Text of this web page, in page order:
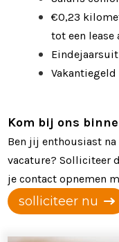
€0,23
tot een lease
Vakantiegeld
Kom bij ons
Ben jij enthousiast na
vacature? Solliciteer
je contact opnemen
solliciteer nu